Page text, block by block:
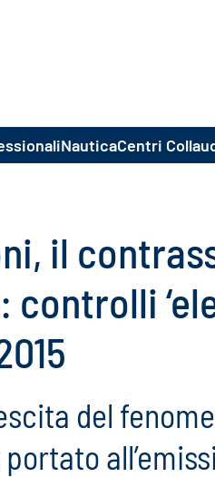
NauticaCentri
il
controlli
del